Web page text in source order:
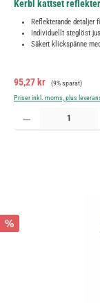
Kerbl kattset
Reflekterande detaljer
Individuellt steglöst
Säkert klickspänne
Försäljningspris:
95,27 kr Ordinarie pris:
(9% sparat)
Priser inkl. moms, plus
Produktkvantitet: Ange
%